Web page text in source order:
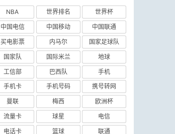
NBA 世界排名
世界杯
中国电信
中国移动
中国联通
买电影票
内马尔
国家足球队
国家队
国际米兰
地球
工信部
巴西队
手机
手机卡
手机号码
携号转网
曼联
梅西
欧洲杯
流量卡
球星
电信
电话卡
篮球 联通